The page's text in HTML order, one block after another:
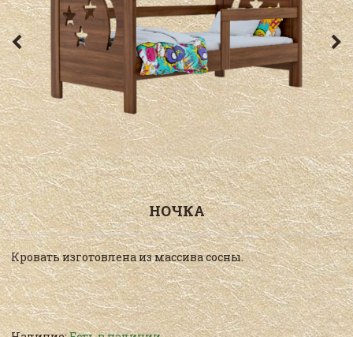
НОЧКА
Кровать изготовлена из массива сосны.